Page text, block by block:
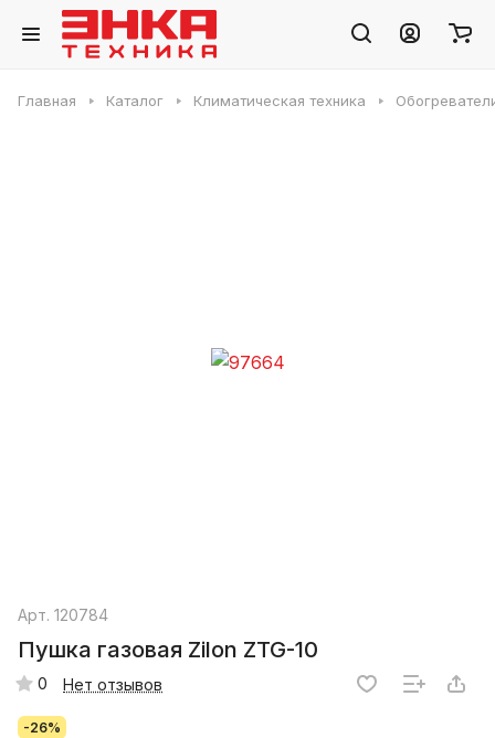
Главная Каталог Климатическая техника
Арт. 120784
Пушка газовая Zilon ZTG-10
0 Нет отзывов
-26%